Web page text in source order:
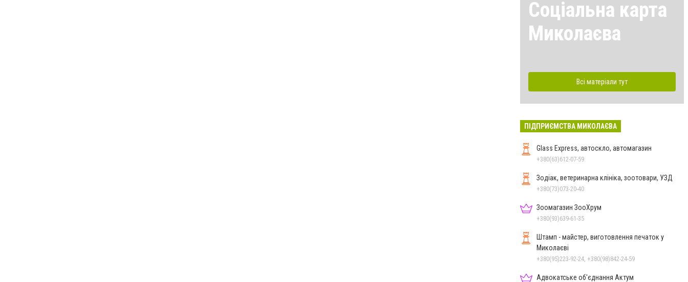
Соціальна карта
Миколаєва
Всі матеріали тут
ПІДПРИЄМСТВА МИКОЛАЄВА
Glass Express, автоскло, автомагазин
+380(63)612-07-59
Зодіак, ветеринарна клініка, зоотовари, УЗД
+380(73)073-20-40
Зоомагазин ЗооХрум
+380(93)639-61-35
Штамп - майстер, виготовлення печаток у
Миколаєві
+380(95)223-92-24, +380(98)842-24-59
Адвокатське об'єднання Актум